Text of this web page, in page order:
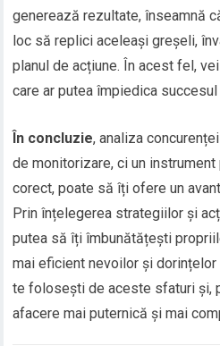
generează rezultate, înseamnă
loc să replici aceleași greșeli,
planul de acțiune. În acest fel,
care ar putea împiedica
În concluzie, analiza
de monitorizare, ci un
corect, poate să îți ofere un
Prin înțelegerea strategiilor și
putea să îți îmbunătățești
mai eficient nevoilor și
te folosești de aceste sfaturi și,
afacere mai puternică și mai